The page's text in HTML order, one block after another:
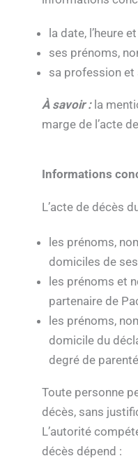
la date, l’heure
ses prénoms,
sa profession et
À savoir :la
marge de l’acte
Informations
L’acte de décès
les prénoms,
domiciles de
les prénoms et
partenaire de
les prénoms,
domicile du
degré de
Toute personne
décès, sans
L’autorité
décès dépend :